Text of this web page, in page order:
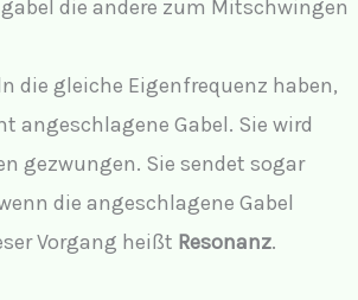
die andere zum Mitschwingen
die gleiche Eigenfrequenz haben,
angeschlagene Gabel. Sie wird
gezwungen. Sie sendet sogar
die angeschlagene Gabel
Vorgang heißt Resonanz.